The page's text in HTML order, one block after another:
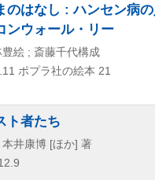
のはなし : ハンセン病
ンウォール・リー
絵 ; 斎藤千代構成
ポプラ社の絵本 21
ト者たち
井康博 [ほか] 著